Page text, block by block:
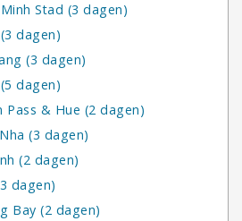
Stad (3 dagen)
dagen)
(3 dagen)
dagen)
Pass & Hue (2 dagen)
(3 dagen)
(2 dagen)
dagen)
Bay (2 dagen)